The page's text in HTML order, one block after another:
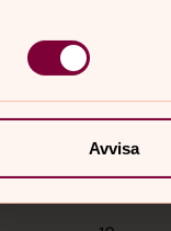
Avvisa
Fika på
kyrka